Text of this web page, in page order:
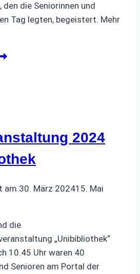
den die Seniorinnen und
Tag legten, begeistert. Mehr
2024
am 30. März 202415. Mai
die
„Unibibliothek“
10.45 Uhr waren 40
Senioren am Portal der